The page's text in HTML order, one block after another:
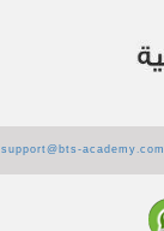
support@bts-academy.com